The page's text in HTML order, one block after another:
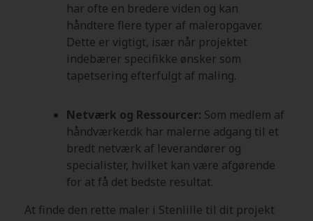
har ofte en bredere viden og kan
håndtere flere typer af maleropgaver.
Dette er vigtigt, især når projektet
indebærer specifikke ønsker som
tapetsering efterfulgt af maling.
Netværk og Ressourcer: Som medlem af
håndværker.dk har malerne adgang til et
bredt netværk af leverandører og
specialister, hvilket kan være afgørende
for at få det bedste resultat.
At finde den rette maler i Stenlille til dit projekt